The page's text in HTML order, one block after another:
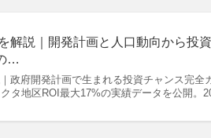
解説｜開発計画と人口動向から投
…
政府開発計画で生まれる投資チャンス完全
タ地区ROI最大17%の実績データを公開。